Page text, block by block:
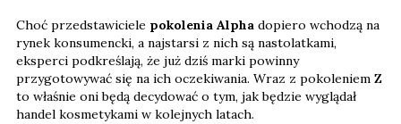
Choć przedstawiciele pokolenia Alpha dopiero wchodzą na
rynek konsumencki, a najstarsi z nich są nastolatkami,
eksperci podkreślają, że już dziś marki powinny
przygotowywać się na ich oczekiwania. Wraz z pokoleniem Z
to właśnie oni będą decydować o tym, jak będzie wyglądał
handel kosmetykami w kolejnych latach.